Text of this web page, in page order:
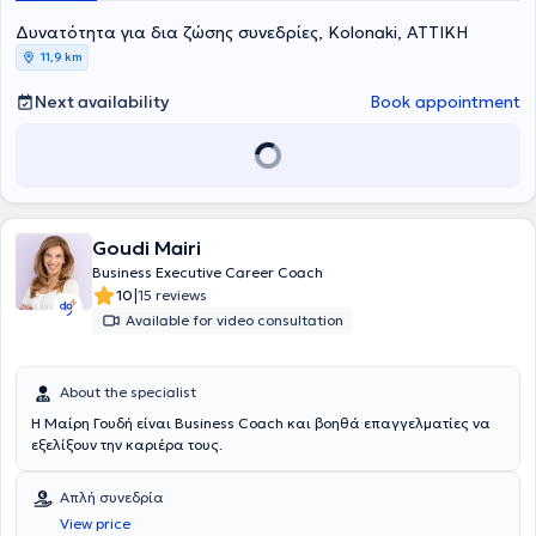
Δυνατότητα για δια ζώσης συνεδρίες, Kolonaki, ΑΤΤΙΚΗ
11,9 km
Next availability Book appointment
Goudi Mairi
Business Executive Career Coach
10|15 reviews
Available for video consultation
About the specialist
Η Μαίρη Γουδή είναι Βusiness Coach και βοηθά επαγγελματίες να
εξελίξουν την καριέρα τους.
Απλή συνεδρία
View price